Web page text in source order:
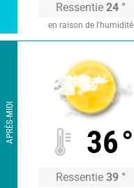
Ressentie 24 °
en raison de l'humidité
APRÈS-MIDI 36°
Ressentie 39 °